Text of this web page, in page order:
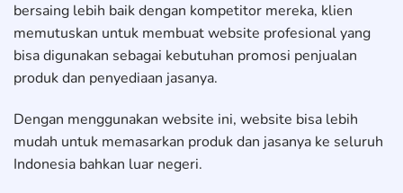
bersaing lebih baik dengan kompetitor mereka, klien
memutuskan untuk membuat website profesional yang
bisa digunakan sebagai kebutuhan promosi penjualan
produk dan penyediaan jasanya.
Dengan menggunakan website ini, website bisa lebih
mudah untuk memasarkan produk dan jasanya ke seluruh
Indonesia bahkan luar negeri.